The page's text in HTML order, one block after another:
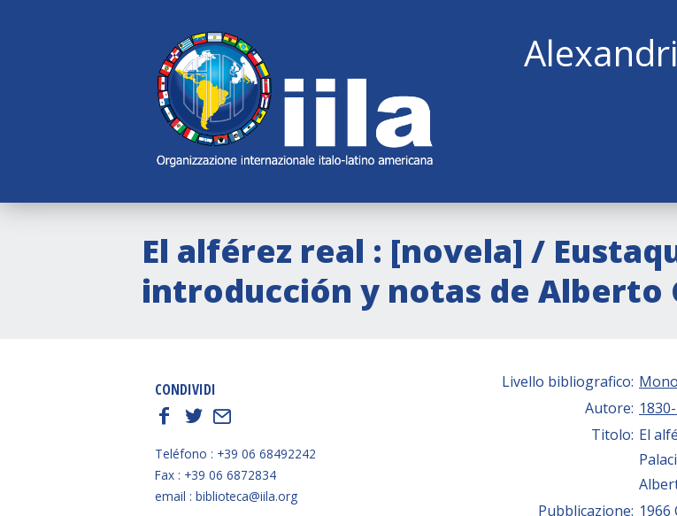
El alférez real : [novela] /
introducción y notas de Alberto
Livello bibliografico:
Autore:
Titolo: El
Pubblicazione: 1966
CONDIVIDI
f
t E
Teléfono : +39 06 68492242
Fax : +39 06 6872834
email : biblioteca@iila.org